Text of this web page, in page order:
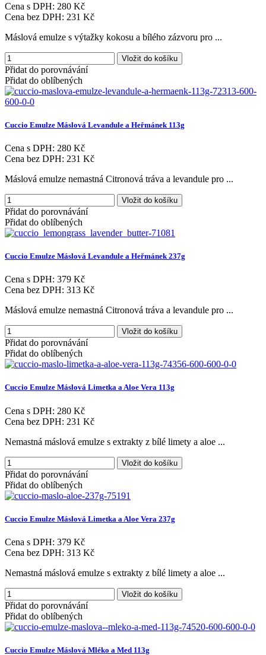
Cena s DPH: 280 Kč
Cena bez DPH: 231 Kč
Máslová emulze s výtažky kokosu a bílého zázvoru pro ...
Vložit do košíku
Přidat do porovnávání
Přidat do oblíbených
Cuccio Emulze Máslová Levandule a Heřmánek 113g
Cena s DPH: 280 Kč
Cena bez DPH: 231 Kč
Máslová emulze nemastná Citronová tráva a levandule pro ...
Vložit do košíku
Přidat do porovnávání
Přidat do oblíbených
Cuccio Emulze Máslová Levandule a Heřmánek 237g
Cena s DPH: 379 Kč
Cena bez DPH: 313 Kč
Máslová emulze nemastná Citronová tráva a levandule pro ...
Vložit do košíku
Přidat do porovnávání
Přidat do oblíbených
Cuccio Emulze Máslová Limetka aAloe Vera 113g
Cena s DPH: 280 Kč
Cena bez DPH: 231 Kč
Nemastná máslová emulze s extrakty z bílé limety a aloe ...
Vložit do košíku
Přidat do porovnávání
Přidat do oblíbených
Cuccio Emulze Máslová Limetka a Aloe Vera 237g
Cena s DPH: 379 Kč
Cena bez DPH: 313 Kč
Nemastná máslová emulze s extrakty z bílé limety a aloe ...
Vložit do košíku
Přidat do porovnávání
Přidat do oblíbených
Cuccio Emulze Máslová Mléko a Med 113g